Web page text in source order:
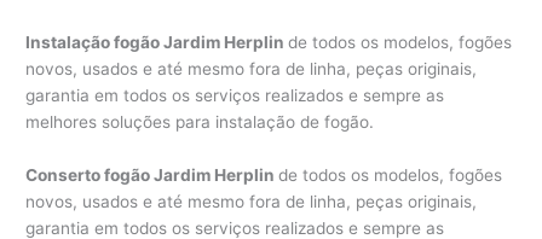
Instalação fogão Jardim Herplinde todos os modelos, fogões
novos, usados e até mesmo fora de linha, peças originais,
garantia em todos os serviços realizados e sempre as
melhores soluções para instalação de fogão.
Conserto fogão Jardim Herplinde todos os modelos, fogões
novos, usados e até mesmo fora de linha, peças originais,
garantia em todos os serviços realizados e sempre as